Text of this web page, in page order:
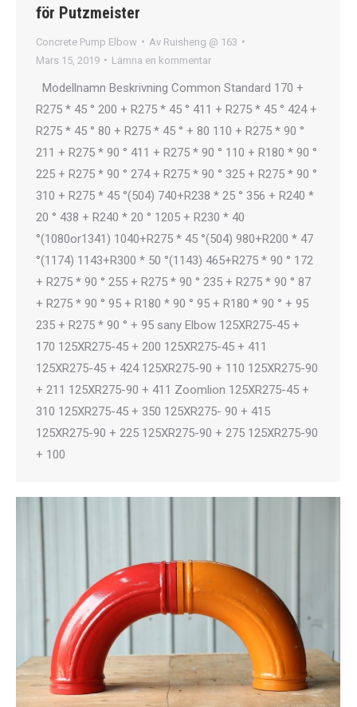
för Putzmeister
Concrete Pump Elbow Av Ruisheng @ 163
Mars 15, 2019
Lämna en kommentar
Modellnamn Beskrivning Common Standard 170 +
R275 * 45 ° 200 + R275 * 45 ° 411 + R275 * 45 ° 424 +
R275 * 45 ° 80 + R275 * 45 ° + 80 110 + R275 * 90 °
211 + R275 * 90 ° 411 + R275 * 90 ° 110 + R180 * 90 °
225 + R275 * 90 ° 274 + R275 * 90 ° 325 + R275 * 90 °
310 + R275 * 45 °(504) 740+R238 * 25 ° 356 + R240 *
20 ° 438 + R240 * 20 ° 1205 + R230 * 40
°(1080or1341) 1040+R275 * 45 °(504) 980+R200 * 47
°(1174) 1143+R300 * 50 °(1143) 465+R275 * 90 ° 172
+ R275 * 90 ° 255 + R275 * 90 ° 235 + R275 * 90 ° 87
+ R275 * 90 ° 95 + R180 * 90 ° 95 + R180 * 90 ° + 95
235 + R275 * 90 ° + 95 sany Elbow 125XR275-45 +
170 125XR275-45 + 200 125XR275-45 + 411
125XR275-45 + 424 125XR275-90 + 110 125XR275-90
+ 211 125XR275-90 + 411 Zoomlion 125XR275-45 +
310 125XR275-45 + 350 125XR275- 90 + 415
125XR275-90 + 225 125XR275-90 + 275 125XR275-90
+ 100